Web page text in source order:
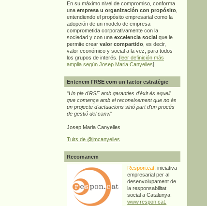
En su máximo nivel de compromiso, conforma
una empresa u organización con propósito
entendiendo el propósito empresarial como la
adopción de un modelo de empresa
comprometida corporativamente con la
sociedad y con una excelencia social que le
permite crear valor compartido , es decir,
valor económico y social a la vez, para todos
los grupos de interés. [leer definición más
amplia según Josep Maria Canyelles]
Entenem l'RSE com un factor estratègic
"Un pla d'RSE amb garanties d'èxit és aquell
que comença amb el reconeixement que no és
un projecte d'actuacions sinó part d'un procés
de gestió del canvi"
Josep Maria Canyelles
Tuits de @jmcanyelles
Recomanem
Respon.cat , iniciativa
empresarial per al
desenvolupament de
la responsabilitat
social a Catalunya:
www.respon.cat.